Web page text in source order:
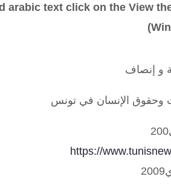
arabic text click on the View
و إنصاف
وحقوق الإنسان في تونس
https://
2009